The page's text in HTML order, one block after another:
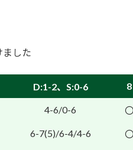
した
D:1-2、S:0-6 8
4-6/0-6 〇
6-7(5)/6-4/4-6 〇